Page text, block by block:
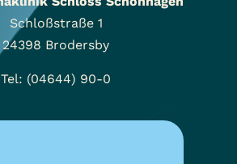
Schloßstraße 1
24398 Brodersby
Tel: (04644) 90-0